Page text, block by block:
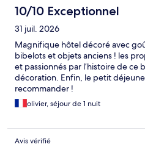
10/10 Exceptionnel
31 juil. 2026
Magnifique hôtel décoré avec
bibelots et objets anciens ! les
et passionnés par l’histoire de ce
décoration. Enfin, le petit
recommander !
olivier, séjour de 1 nuit
Avis vérifié